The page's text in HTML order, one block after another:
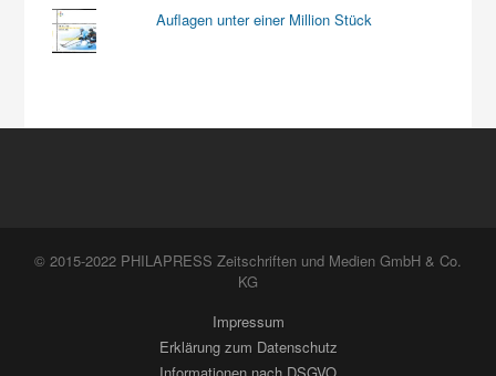
Auflagen unter einer Million Stück
© 2015-2022 PHILAPRESS Zeitschriften und Medien GmbH & Co.
KG
Impressum
Erklärung zum Datenschutz
Informationen nach DSGVO